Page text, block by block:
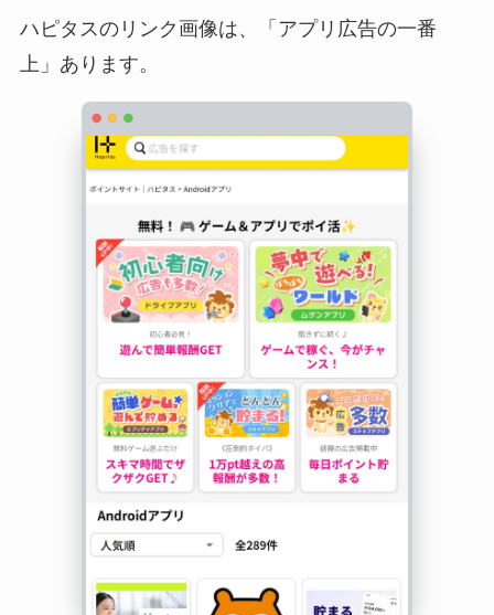
ハピタスのリンク画像は、「アプリ広告の一番
上」あります。